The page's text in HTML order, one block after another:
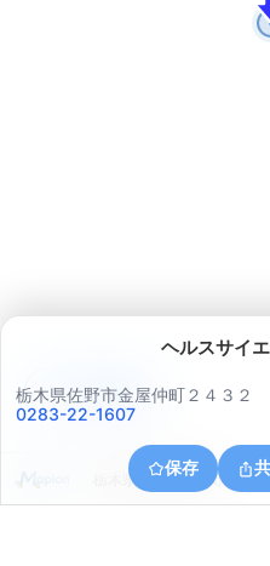
ヘルスサイ
栃木県佐野市金屋仲町２４３２
0283-22-1607
保存
栃木県佐野市植下町
アプリで見る